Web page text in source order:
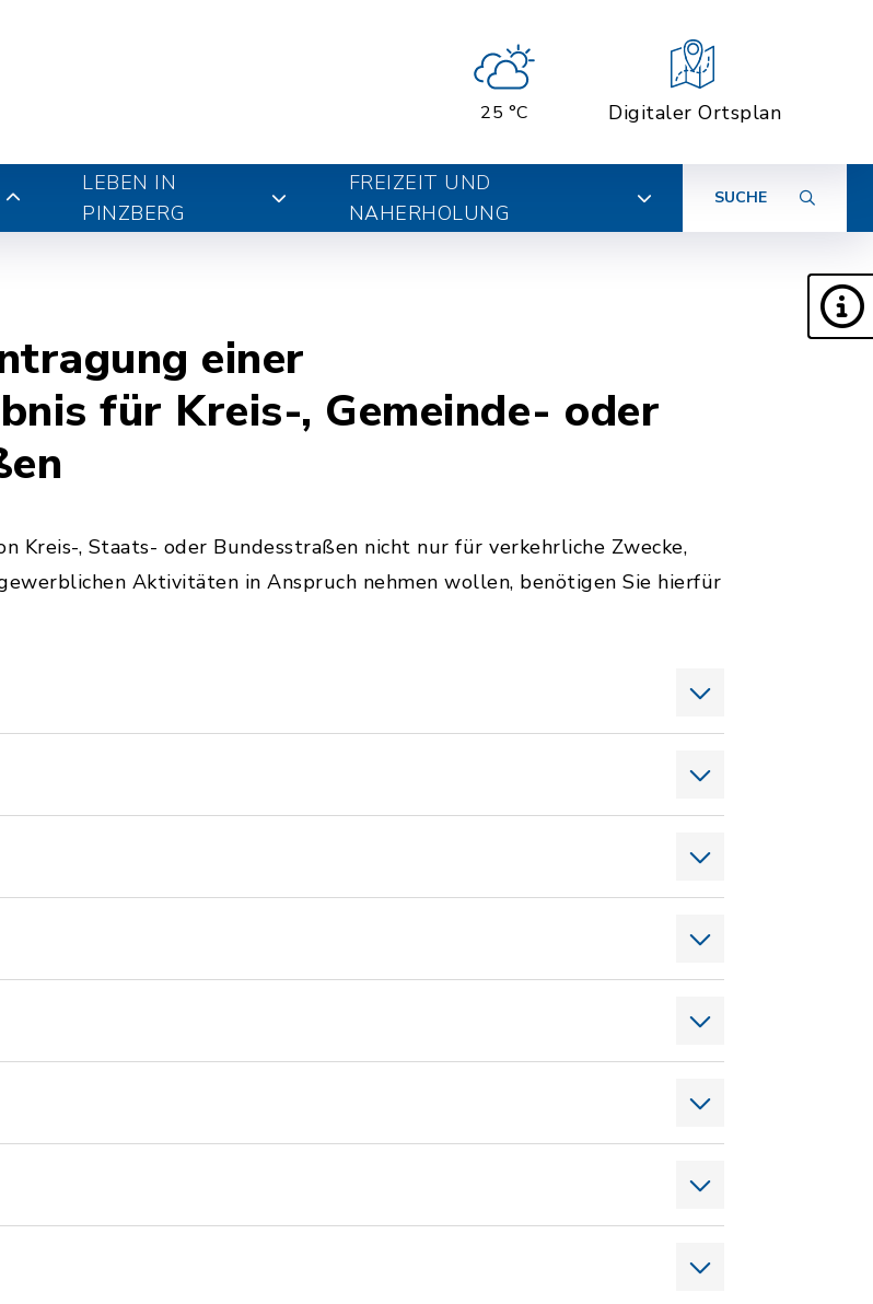
25 °C Digitaler Ortsplan
LEBEN IN
PINZBERG
FREIZEIT UND
NAHERHOLUNG
SUCHE
einer
für Kreis-, Gemeinde- oder
Kreis-, Staats- oder Bundesstraßen nicht nur für verkehrliche Zwecke,
Aktivitäten in Anspruch nehmen wollen, benötigen Sie hierfür